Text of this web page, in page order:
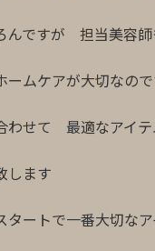
んですが 担当美容
ムケアが大切なので
わせて 最適なアイテ
します
タートで一番大切な